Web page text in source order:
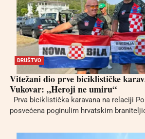
DRUŠTVO
Vitežani dio prve biciklističke
Vukovar: „Heroji ne umiru“
Prva biciklistička karavana na relaciji
posvećena poginulim hrvatskim